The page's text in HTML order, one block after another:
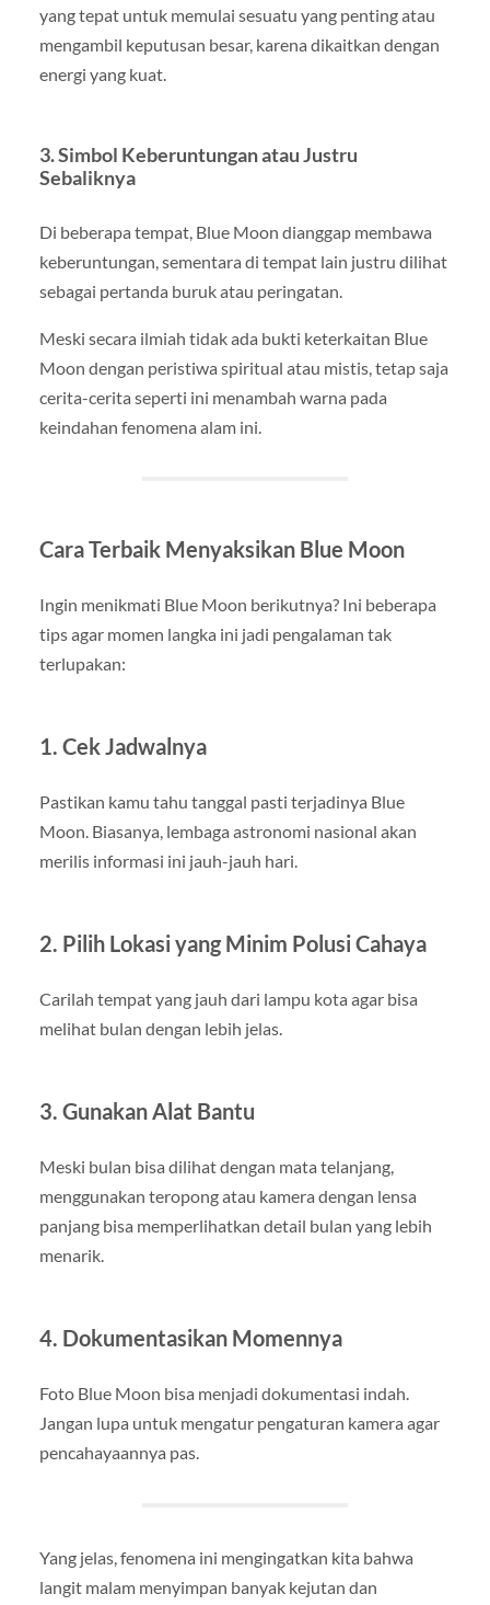
yang tepat untuk memulai sesuatu yang penting atau
mengambil keputusan besar, karena dikaitkan dengan
energi yang kuat.
3. Simbol Keberuntungan atau Justru
Sebaliknya
Di beberapa tempat, Blue Moon dianggap membawa
keberuntungan, sementara di tempat lain justru dilihat
sebagai pertanda buruk atau peringatan.
Meski secara ilmiah tidak ada bukti keterkaitan Blue
Moon dengan peristiwa spiritual atau mistis, tetap saja
cerita-cerita seperti ini menambah warna pada
keindahan fenomena alam ini.
Cara Terbaik Menyaksikan Blue Moon
Ingin menikmati Blue Moon berikutnya? Ini beberapa
tips agar momen langka ini jadi pengalaman tak
terlupakan:
1. Cek Jadwalnya
Pastikan kamu tahu tanggal pasti terjadinya Blue
Moon. Biasanya, lembaga astronomi nasional akan
merilis informasi ini jauh-jauh hari.
2. Pilih Lokasi yang Minim Polusi Cahaya
Carilah tempat yang jauh dari lampu kota agar bisa
melihat bulan dengan lebih jelas.
3. Gunakan Alat Bantu
Meski bulan bisa dilihat dengan mata telanjang,
menggunakan teropong atau kamera dengan lensa
panjang bisa memperlihatkan detail bulan yang lebih
menarik.
4. Dokumentasikan Momennya
Foto Blue Moon bisa menjadi dokumentasi indah.
Jangan lupa untuk mengatur pengaturan kamera agar
pencahayaannya pas.
Yang jelas, fenomena ini mengingatkan kita bahwa
langit malam menyimpan banyak kejutan dan